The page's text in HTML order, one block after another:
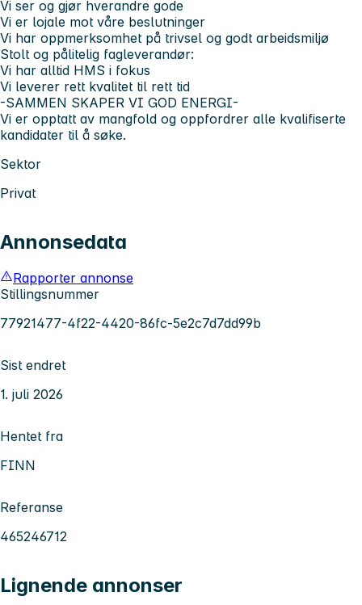
Vi ser og gjør hverandre gode
Vi er lojale mot våre beslutninger
Vi har oppmerksomhet på trivsel og godt arbeidsmiljø
Stolt og pålitelig fagleverandør:
Vi har alltid HMS i fokus
Vi leverer rett kvalitet til rett tid
-SAMMEN SKAPER VI GOD ENERGI-
Vi er opptatt av mangfold og oppfordrer alle kvalifiserte
kandidater til å søke.
Sektor
Privat
Annonsedata
Rapporter annonse
Stillingsnummer
77921477-4f22-4420-86fc-5e2c7d7dd99b
Sist endret
1. juli 2026
Hentet fra
FINN
Referanse
465246712
Lignende annonser